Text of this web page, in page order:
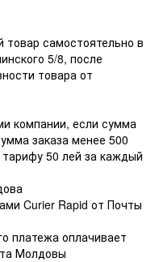
товар самостоятельно в
5/8, после
товара от
компании, если сумма
заказа менее 500
50 лей за каждый
Curier Rapid от Почты
платежа оплачивает
Молдовы